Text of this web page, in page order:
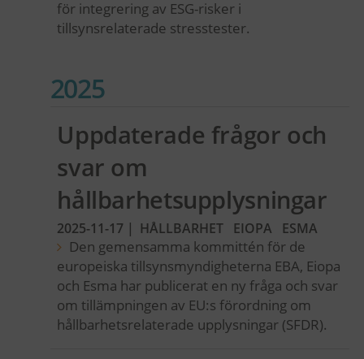
för integrering av ESG-risker i
tillsynsrelaterade stresstester.
2025
Uppdaterade frågor och
svar om
hållbarhetsupplysningar
2025-11-17 | HÅLLBARHET EIOPA ESMA
Den gemensamma kommittén för de
europeiska tillsynsmyndigheterna EBA, Eiopa
och Esma har publicerat en ny fråga och svar
om tillämpningen av EU:s förordning om
hållbarhetsrelaterade upplysningar (SFDR).